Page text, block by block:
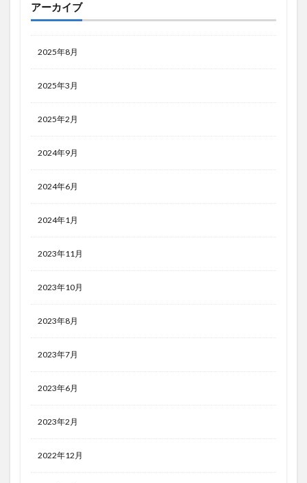
アーカイブ
2025年8月
2025年3月
2025年2月
2024年9月
2024年6月
2024年1月
2023年11月
2023年10月
2023年8月
2023年7月
2023年6月
2023年2月
2022年12月